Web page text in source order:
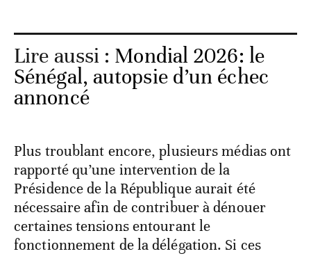
Lire aussi : Mondial 2026: le
Sénégal, autopsie d’un échec
annoncé
Plus troublant encore, plusieurs médias ont
rapporté qu’une intervention de la
Présidence de la République aurait été
nécessaire afin de contribuer à dénouer
certaines tensions entourant le
fonctionnement de la délégation. Si ces